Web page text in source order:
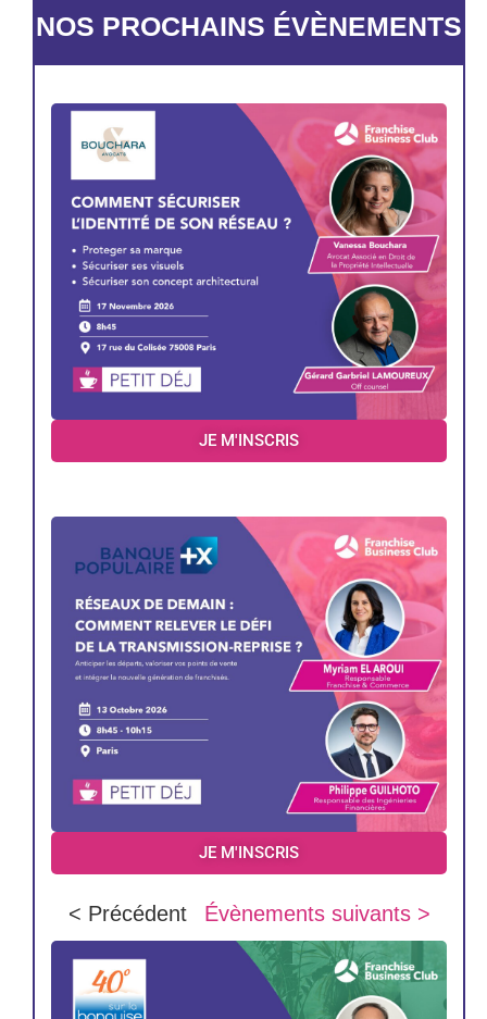
NOS PROCHAINS ÉVÈNEMENTS
JE M'INSCRIS
JE M'INSCRIS
< Précédent Évènements suivants >